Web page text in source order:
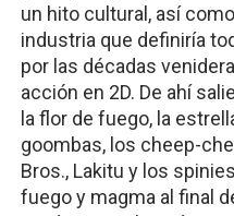
un hito cultural, así
industria que definiría
por las décadas
acción en 2D. De ahí
la flor de fuego, la
goombas, los cheep-
Bros., Lakitu y los
fuego y magma al final